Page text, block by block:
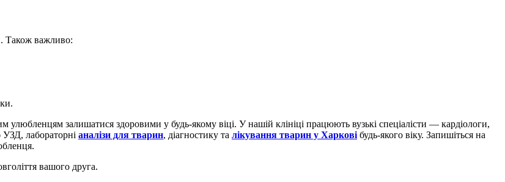
Також важливо:
улюбленцям залишатися здоровими у будь-якому віці. У нашій клініці працюють вузькі спеціалісти — кардіологи,
лабораторні аналізи для тварин, діагностику та лікування тварин у Харкові будь-якого віку. Запишіться на
вашого друга.